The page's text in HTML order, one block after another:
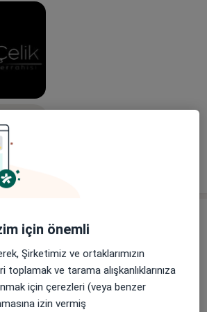
ve etkili tedavi yöntemlerini
için önemli
Şirketimiz ve ortaklarımızın
ve tarama alışkanlıklarınıza
için çerezleri (veya benzer
izin vermiş